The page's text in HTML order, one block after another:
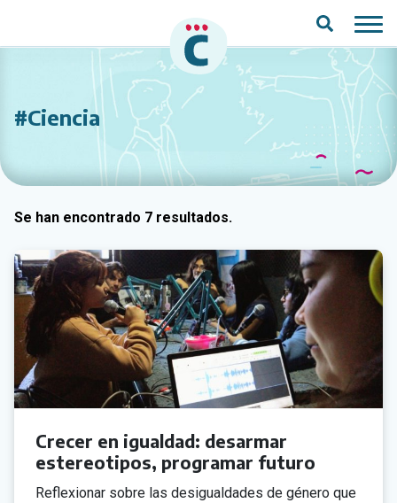
#Ciencia
Se han encontrado 7 resultados.
Crecer en igualdad: desarmar
estereotipos, programar futuro
Reflexionar sobre las desigualdades de género que